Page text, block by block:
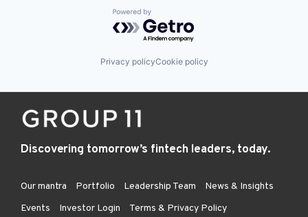
Powered by Getro.com
Privacy policyCookie policy
Discovering tomorrow’s fintech leaders, today.
Our mantra Portfolio Leadership Team
News & Insights
Events
Investor Login Terms & Privacy Policy